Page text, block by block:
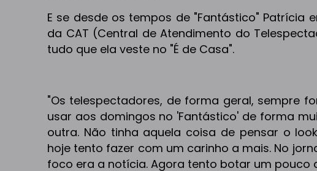
E se desde os tempos de "Fantástico"
da CAT (Central de Atendimento do
tudo que ela veste no "É de Casa".
"Os telespectadores, de forma geral, sempre
usar aos domingos no 'Fantástico' de forma
outra. Não tinha aquela coisa de pensar o
hoje tento fazer com um carinho a mais. No
foco era a notícia. Agora tento botar um pouco